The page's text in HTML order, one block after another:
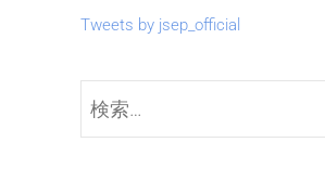
Tweets by jsep_official